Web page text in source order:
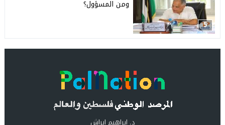
5
ومن المسؤول؟
د. ابراهيم ابراش